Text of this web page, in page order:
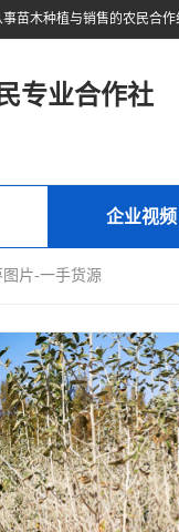
专业合作社
企业视频
片-一手货源